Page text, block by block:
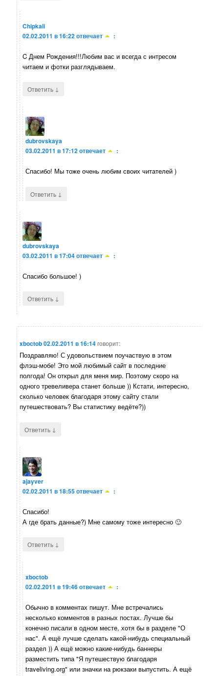
Chipkali
02.02.2011 в 16:22отвечает :
C Днем Рождения!!!Любим вас и всегда с интресом
читаем и фотки разглядываем.
Ответить ↓
dubrovskaya
03.02.2011 в 17:12отвечает :
Спасибо! Мы тоже очень любим своих читателей )
Ответить ↓
dubrovskaya
03.02.2011 в 17:04отвечает :
Спасибо большое! )
Ответить ↓
xboctob02.02.2011 в 16:14говорит:
Поздравляю! С удовольствием поучаствую в этом
флэш-мобе! Это мой любимый сайт в последние
полгода! Он открыл для меня мир. Поэтому скоро на
одного тревеливера станет больше )) Кстати, интересно,
сколько человек благодаря этому сайту стали
путешествовать? Вы статистику ведёте?))
Ответить ↓
ajayver
02.02.2011 в 18:55отвечает :
Спасибо!
А где брать данные?) Мне самому тоже интересно 🙂
Ответить ↓
xboctob
02.02.2011 в 19:46отвечает :
Обычно в комментах пишут. Мне встречались
несколько комментов в разных постах. Лучше бы
конечно писали в одном месте, хотя бы в разделе "О
нас". А ещё лучше сделать какой-нибудь специальный
раздел )) А ещё можно какие-нибудь баннеры
разместить типа "Я путешествую благодаря
traveliving.org" или значки на рюкзаки выпустить. А ещё